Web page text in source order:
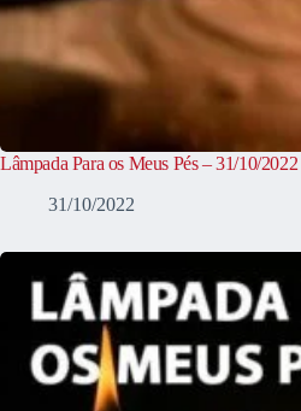
Lâmpada Para os Meus Pés – 31/10/2022
31/10/2022